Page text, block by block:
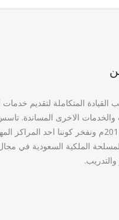
القيادة المتكاملة لتقديم خدمات
والخدمات الاخرى المساندة.
2014/07/10م ونفخر كوننا احد
الملكية السعودية في
والتدريب.